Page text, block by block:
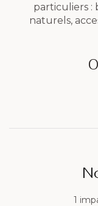
particuliers :
naturels,
1